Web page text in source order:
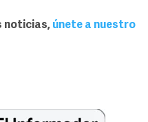
noticias, únete a nuestro